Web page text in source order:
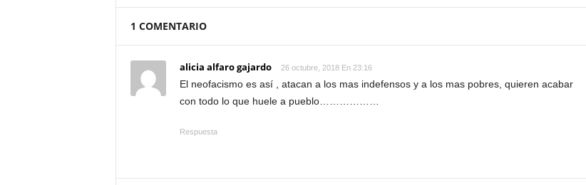
1 COMENTARIO
alicia alfaro gajardo 26 octubre, 2018 En 23:16
El neofacismo es así , atacan a los mas indefensos y a los mas pobres, quieren acabar
con todo lo que huele a pueblo………………
Respuesta